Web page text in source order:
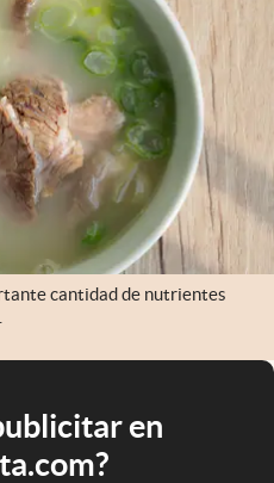
cantidad de nutrientes
en